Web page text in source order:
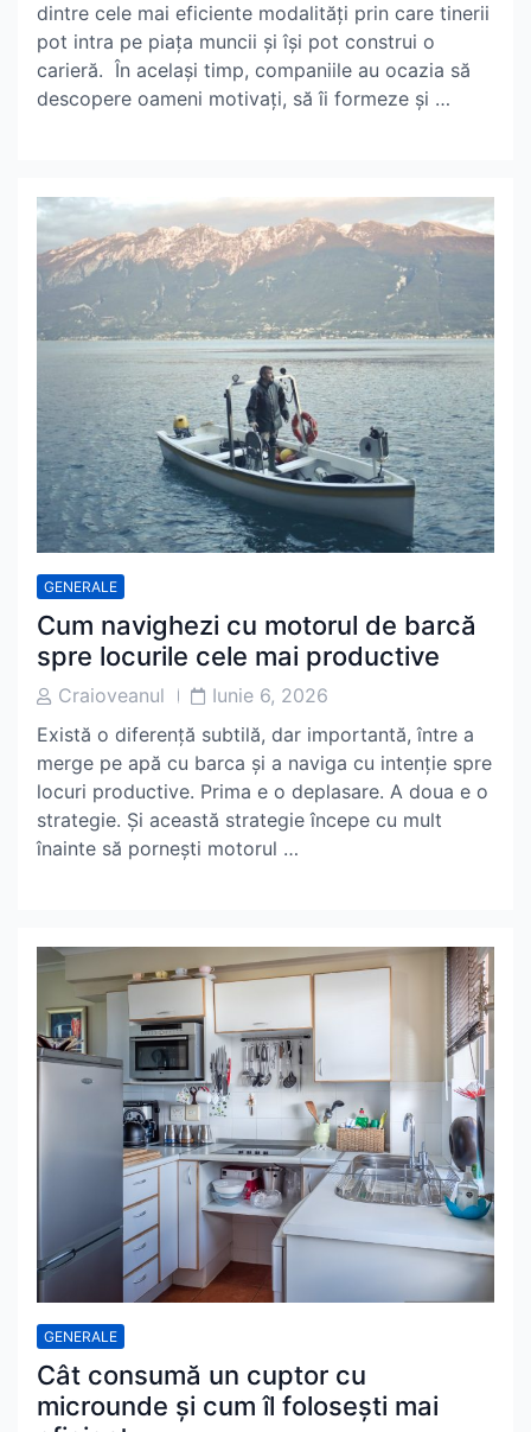
dintre cele mai eficiente modalități prin care tinerii
pot intra pe piața muncii și își pot construi o
carieră. În același timp, companiile au ocazia să
descopere oameni motivați, să îi formeze și …
GENERALE
Cum navighezi cu motorul de barcă
spre locurile cele mai productive
PostCraioveanul
PostIunie 6, 2026
Există o diferență subtilă, dar importantă, între a
merge pe apă cu barca și a naviga cu intenție spre
locuri productive. Prima e o deplasare. A doua e o
strategie. Și această strategie începe cu mult
înainte să pornești motorul …
GENERALE
Cât consumă un cuptor cu
microunde și cum îl folosești mai